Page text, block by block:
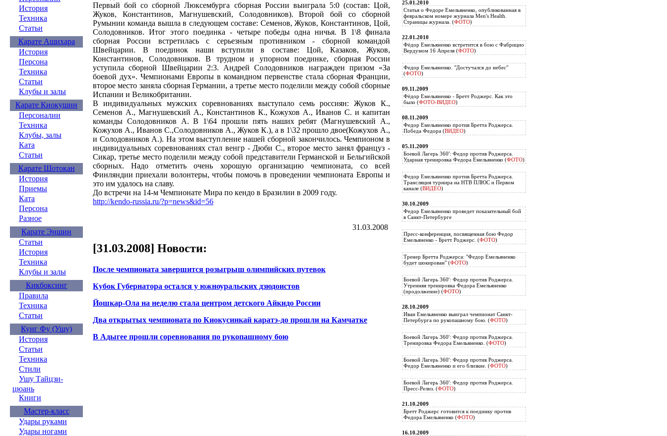
История
Техника
Статьи
Карате Ашихара
История
Персона
Техника
Статьи
Клубы и залы
Карате Киокушин
Персоналии
Техника
Клубы, залы
Ката
Статьи
Карате Шотокан
История
Приемы
Ката
Персона
Разное
Карате Эншин
Статьи
История
Техника
Клубы и залы
Кикбоксинг
Правила
Техника
Статьи
Кунг Фу (Ушу)
История
Статьи
Техника
Стили
Ушу Тайцзи-
цюань
Книги
Мастер-класс
Удары руками
Удары ногами
Первый бой со сборной Люксембурга сборная России выиграла 5:0 (состав: Цой,
Жуков, Константинов, Магнушевский, Солодовников). Второй бой со сборной
Румынии команда вышла в следующем составе: Семенов, Жуков, Константинов, Цой,
Солодовников. Итог этого поединка - четыре победы одна ничья. В 1\8 финала
сборная России встретилась с серьезным противником - сборной командой
Швейцарии. В поединок наши вступили в составе: Цой, Казаков, Жуков,
Константинов, Солодовников. В трудном и упорном поединке, сборная России
уступила сборной Швейцарии 2:3. Андрей Солодовников награжден призом «За
боевой дух». Чемпионами Европы в командном первенстве стала сборная Франции,
второе место заняла сборная Германии, а третье место поделили между собой сборные
Испании и Великобритании.
В индивидуальных мужских соревнованиях выступало семь россиян: Жуков К.,
Семенов А., Магнушевский А., Константинов К., Кожухов А., Иванов С. и капитан
команды Солодовников А. В 1\64 прошли пять наших ребят (Магнушевский А.,
Кожухов А., Иванов С.,Солодовников А., Жуков К.), а в 1\32 прошло двое(Кожухов А.,
и Солодовников А.). На этом выступление нашей сборной закончилось. Чемпионом в
индивидуальных соревнованиях стал венгр - Дюби С., второе место занял француз -
Сикар, третье место поделили между собой представители Германской и Бельгийской
сборных. Надо отметить очень хорошую организацию чемпионата, со всей
Финляндии приехали волонтеры, чтобы помочь в проведении чемпионата Европы и
это им удалось на славу.
До встречи на 14-м Чемпионате Мира по кендо в Бразилии в 2009 году.
http://kendo-russia.ru/?p=news&id=56
31.03.2008
[31.03.2008] Новости:
После чемпионата завершится розыгрыш олимпийских путевок
Кубок Губернатора остался у южноуральских дзюдоистов
Йошкар-Ола на неделю стала центром детского Айкидо России
Два открытых чемпионата по Киокусинкай каратэ-до прошли на Камчатке
В Адыгее прошли соревнования по рукопашному бою
25.01.2010
Статья о Федоре Емельяненко, опубликованная в
февральском номере журнала Men's Health.
Страницы журнала. (ФОТО)
22.01.2010
Фёдор Емельяненко встретится в бою с Фабрицио
Вердумом 16 Апреля (ФОТО)
Федор Емельяненко. "Достучался до небес"
(ФОТО)
09.11.2009
Фёдор Емельяненко - Бретт Роджерс. Как это
было (ФОТО-ВИДЕО)
08.11.2009
Федор Емельяненко против Бретта Роджерса.
Победа Федора (ВИДЕО)
05.11.2009
Боевой Лагерь 360': Федор против Роджерса.
Ударная тренировка Федора Емельяненко (ФОТО)
Федор Емельяненко против Бретта Роджерса.
Трансляция турнира на НТВ ПЛЮС и Первом
канале (ВИДЕО)
30.10.2009
Федор Емельяненко проведет показательный бой
в Санкт-Петербурге
Пресс-конференция, посвященная бою Федор
Емельяненко - Бретт Роджерс. (ФОТО)
Тренер Бретта Роджерса: "Федор Емельяненко
будет шокирован" (ФОТО)
Боевой Лагерь 360': Федор против Роджерса.
Утренняя тренировка Федора Емельяненко
(продолжение) (ФОТО)
28.10.2009
Иван Емельяненко выиграл чемпионат Санкт-
Петербурга по рукопашному бою. (ФОТО)
Боевой Лагерь 360': Федор против Роджерса.
Тренировка Федора Емельяненко. (ФОТО)
Боевой Лагерь 360': Федор против Роджерса.
Федор Емельяненко и его близкие. (ФОТО)
Боевой Лагерь 360': Федор против Роджерса.
Пресс-Релиз. (ФОТО)
21.10.2009
Бретт Роджерс готовится к поединку против
Федора Емельяненко (ФОТО)
16.10.2009